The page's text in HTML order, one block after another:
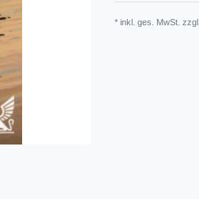
* inkl. ges. MwSt. zzgl.